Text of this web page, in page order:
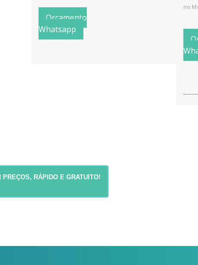
Orçamento
Whatsapp
no
PREÇOS, RÁPIDO E GRATUITO!